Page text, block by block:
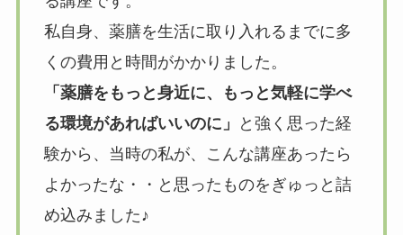
私自身、薬膳を生活に取り入れるまでに多
くの費用と時間がかかりました。
「薬膳をもっと身近に、もっと気軽に学べ
る環境があればいいのに」
と強く思った経
験から、当時の私が、こんな講座あったら
よかったな・・と思ったものをぎゅっと詰
め込みました♪